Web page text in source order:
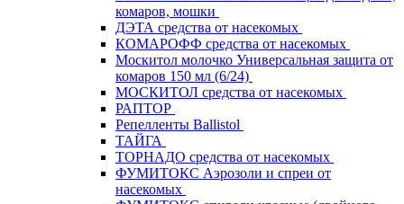
комаров, мошки
ДЭТА средства от насекомых
КОМАРОФФ средства от насекомых
Москитол молочко Универсальная защита от
комаров 150 мл (6/24)
МОСКИТОЛ средства от насекомых
РАПТОР
Репелленты Ballistol
ТАЙГА
ТОРНАДО средства от насекомых
ФУМИТОКС Аэрозоли и спреи от
насекомых